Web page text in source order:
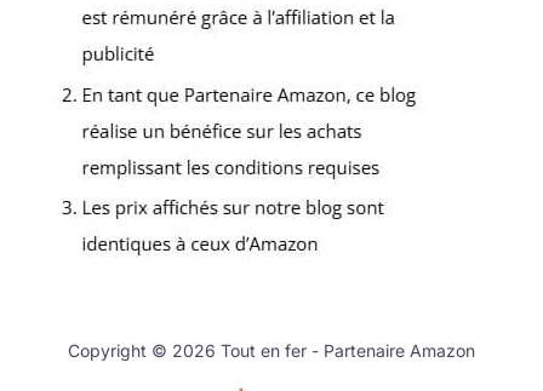
Copyright © 2026 Tout en fer - Partenaire Amazon